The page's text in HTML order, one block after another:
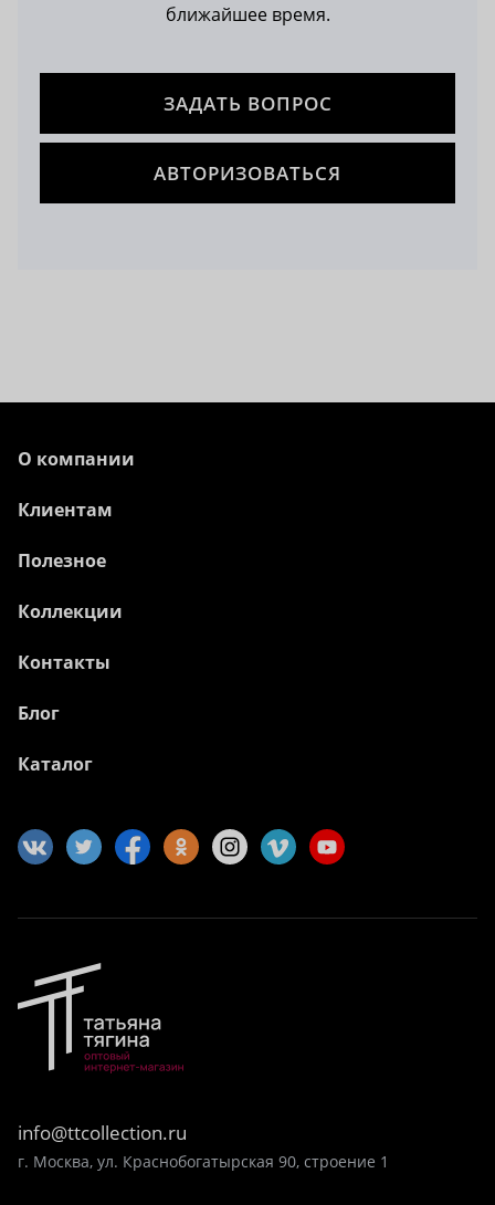
ближайшее время.
ЗАДАТЬ ВОПРОС
АВТОРИЗОВАТЬСЯ
О компании
Клиентам
Полезное
Коллекции
Контакты
Блог
Каталог
info@ttcollection.ru
г. Москва, ул. Краснобогатырская 90, строение 1